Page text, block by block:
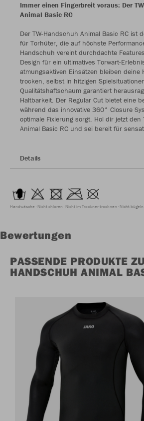
Immer einen Fingerbreit voraus: Der
Animal Basic RC
Der TW-Handschuh Animal Basic RC ist
für Torhüter, die auf höchste
Handschuh vereint durchdachte
Design für ein ultimatives Torwart-
atmungsaktiven Einsätzen bleiben deine
trocken, selbst in hitzigen
Qualitätshaftschaum garantiert
Haltbarkeit. Der Regular Cut bietet eine
während das innovative 360° Closure
optimale Fixierung sorgt. Hol dir jetzt den
Animal Basic RC und sei bereit für
Details
Handwäsche Nicht chloren Nicht im Trockner trocknen Nicht bügeln
Bewertungen
PASSENDE PRODUKTE
HANDSCHUH ANIMAL